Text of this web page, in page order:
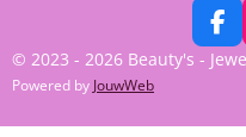
F
A
B
© 2023 - 2026 Beauty's -
Powered by JouwWeb